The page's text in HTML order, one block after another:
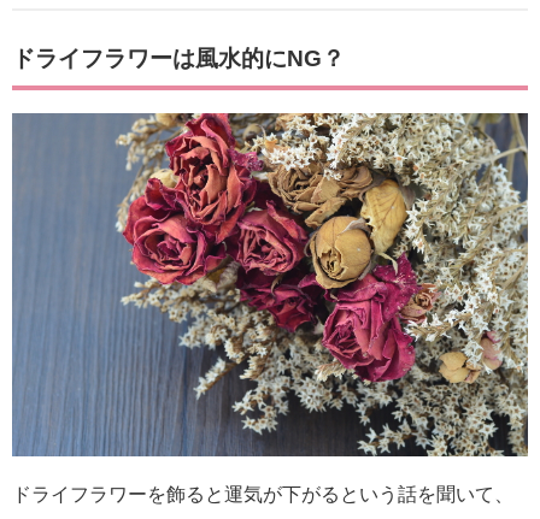
ドライフラワーは風水的にNG？
ドライフラワーを飾ると運気が下がるという話を聞いて、